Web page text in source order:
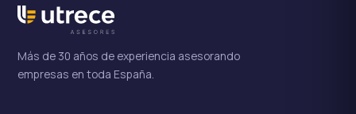
Más de 30 años de experiencia asesorando
empresas en toda España.